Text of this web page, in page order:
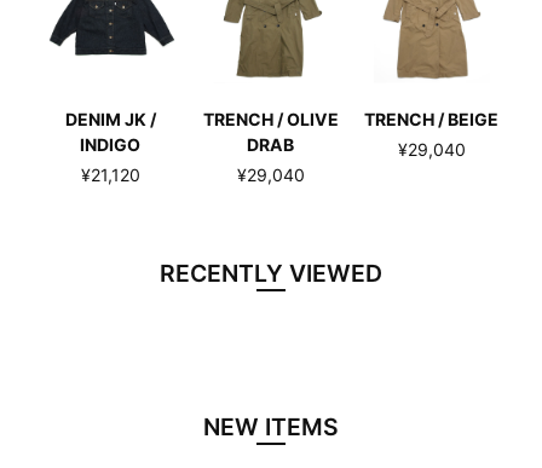
DENIM JK /
INDIGO
¥21,120
TRENCH / OLIVE
DRAB
¥29,040
TRENCH / BEIGE
¥29,040
RECENTLY VIEWED
NEW ITEMS